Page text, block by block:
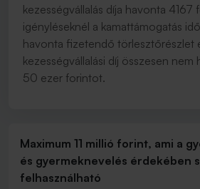
kezességvállalás díja havonta
igényléseknél a kamattámogatás
havonta fizetendő törlesztőrészlet
kezességvállalási díj összesen nem
50 ezer forintot.
Maximum 11 millió forint, ami a
és gyermeknevelés érdekében
felhasználható